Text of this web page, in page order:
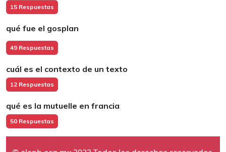
15 Respuestas
qué fue el gosplan
49 Respuestas
cuál es el contexto de un texto
12 Respuestas
qué es la mutuelle en francia
50 Respuestas